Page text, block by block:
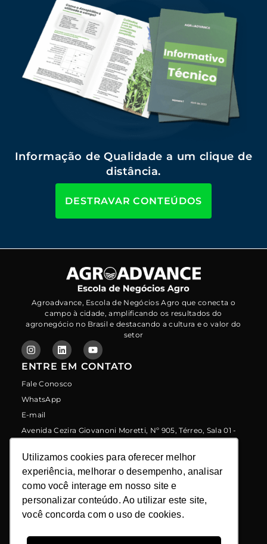
Utilizamos cookies para oferecer melhor
experiência, melhorar o desempenho, analisar
como você interage em nosso site e
personalizar conteúdo. Ao utilizar este site,
você concorda com o uso de cookies.
Utilizamos cookies para oferecer melhor
experiência, melhorar o desempenho, analisar
como você interage em nosso site e
personalizar conteúdo. Ao utilizar este site,
você concorda com o uso de cookies.
Informação de Qualidade a um clique de
distância.
DESTRAVAR CONTEÚDOS
Agroadvance, Escola de Negócios Agro que conecta o
campo à cidade, amplificando os resultados do
agronegócio no Brasil e destacando a cultura e o valor do
setor
ENTRE EM CONTATO
Fale Conosco
WhatsApp
E-mail
Avenida Cezira Giovanoni Moretti, Nº 905, Térreo, Sala 01 -
Santa Rosa - Piracicaba/sp - CEP: 13414-157
LINKS
Programa de Indicação
Política de Proteção de Dados
Política de Privacidade